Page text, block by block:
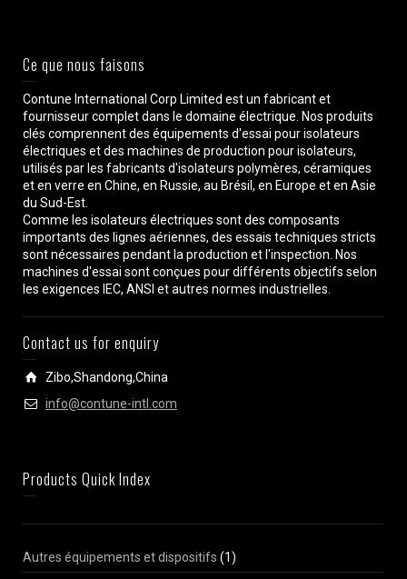
Ce que nous faisons
Contune International Corp Limited est un fabricant et
fournisseur complet dans le domaine électrique. Nos produits
clés comprennent des équipements d'essai pour isolateurs
électriques et des machines de production pour isolateurs,
utilisés par les fabricants d'isolateurs polymères, céramiques
et en verre en Chine, en Russie, au Brésil, en Europe et en Asie
du Sud-Est.
Comme les isolateurs électriques sont des composants
importants des lignes aériennes, des essais techniques stricts
sont nécessaires pendant la production et l'inspection. Nos
machines d'essai sont conçues pour différents objectifs selon
les exigences IEC, ANSI et autres normes industrielles.
Contact us for enquiry
Zibo,Shandong,China
info@contune-intl.com
Products Quick Index
Autres équipements et dispositifs (1)